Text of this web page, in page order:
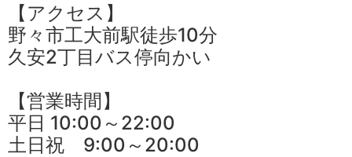
【アクセス】
野々市工大前駅徒歩10分
久安2丁目バス停向かい
【営業時間】
平日 10:00～22:00
土日祝 9:00～20:00